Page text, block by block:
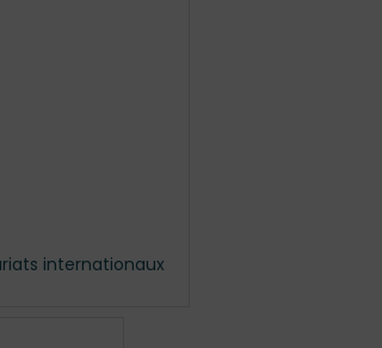
internationaux